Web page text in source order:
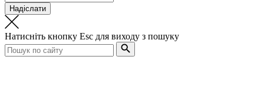
Натисніть кнопку Esc для виходу з пошуку